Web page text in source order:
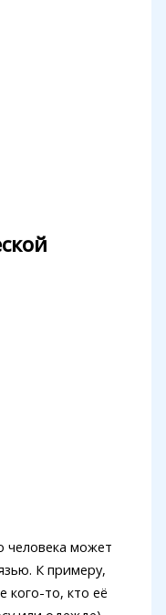
человека может
К примеру,
кого-то, кто её